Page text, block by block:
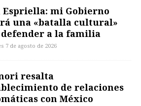
Espriella: mi Gobierno
una «batalla cultural»
a la familia
7 de agosto de 2026
resalta
de relaciones
con México